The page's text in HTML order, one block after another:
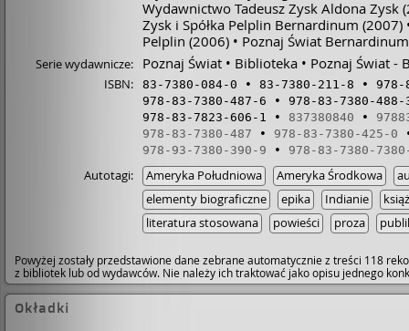
Wydawnictwo Tadeusz Zysk Aldona Zysk
Zysk i Spółka Pelplin Bernardinum (2007)
Pelplin (2006) Poznaj Świat Bernardinum
Serie wydawnicze: Poznaj Świat Biblioteka Poznaj Świat -
ISBN: 83-7380-084-0 83-7380-211-8
978-
978-83-7380-487-6
978-83-7380-488-
978-83-7823-606-1
837380840
978-83-7380-487
978-83-7380-425-0
978-93-7380-390-9
978-83-7380-
Autotagi: Ameryka Południowa Ameryka Środkowa
elementy biograficzne
epika Indianie
literatura stosowana
powieści proza
Powyżej zostały przedstawione dane zebrane automatycznie z treści 118
z bibliotek lub od wydawców. Nie należy ich traktować jako opisu jednego
Okładki